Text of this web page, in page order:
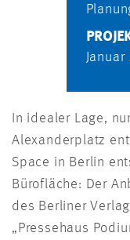
In idealer Lage,
Alexanderplatz
Space in Berlin
Bürofläche: Der
des Berliner
„Pressehaus